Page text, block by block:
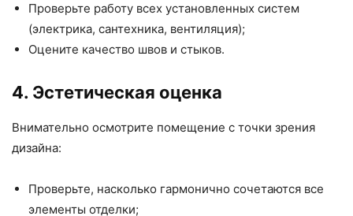
Проверьте работу всех установленных систем
(электрика, сантехника, вентиляция);
Оцените качество швов и стыков.
4. Эстетическая оценка
Внимательно осмотрите помещение с точки зрения
дизайна:
Проверьте, насколько гармонично сочетаются все
элементы отделки;